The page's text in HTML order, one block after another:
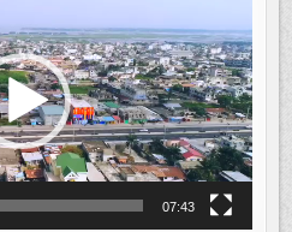
07:43